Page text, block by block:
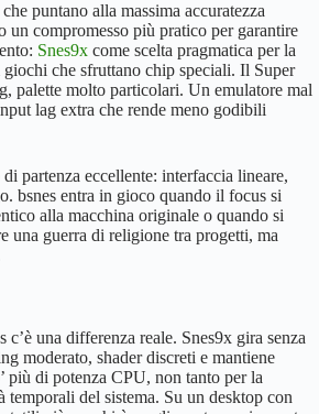
puntano alla massima accuratezza
un compromesso più pratico per garantire
Snes9x come scelta pragmatica per la
che sfruttano chip speciali. Il Super
palette molto particolari. Un emulatore mal
lag extra che rende meno godibili
partenza eccellente: interfaccia lineare,
bsnes entra in gioco quando il focus si
alla macchina originale o quando si
una guerra di religione tra progetti, ma
una differenza reale. Snes9x gira senza
moderato, shader discreti e mantiene
più di potenza CPU, non tanto per la
del sistema. Su un desktop con